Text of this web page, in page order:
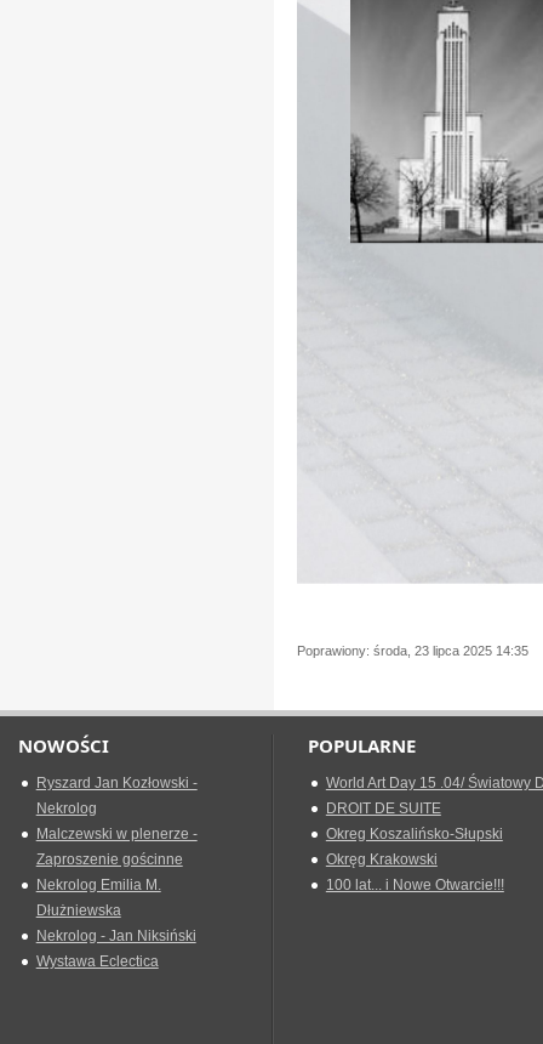
Poprawiony: środa, 23 lipca 2025 14:35
NOWOŚCI
Ryszard Jan Kozłowski -
Nekrolog
Malczewski w plenerze -
Zaproszenie gościnne
Nekrolog Emilia M.
Dłużniewska
Nekrolog - Jan Niksiński
Wystawa Eclectica
POPULARNE
World Art Day 15 .04/ Światowy
DROIT DE SUITE
Okreg Koszalińsko-Słupski
Okręg Krakowski
100 lat... i Nowe Otwarcie!!!